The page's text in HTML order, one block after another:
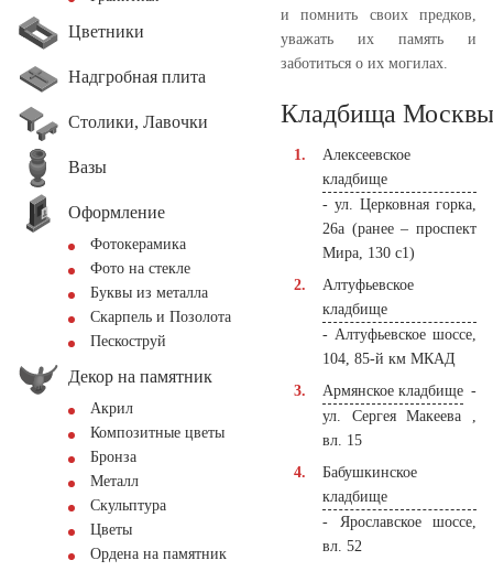
Цветники
Надгробная плита
Столики, Лавочки
Вазы
Оформление
Фотокерамика
Фото на стекле
Буквы из металла
Скарпель и Позолота
Пескоструй
Декор на памятник
Акрил
Композитные цветы
Бронза
Металл
Скульптура
Цветы
Ордена на памятник
и помнить своих предков,
уважать их память и
заботиться о их могилах.
Кладбища
Алексеевское
кладбище
- ул. Церковная горка,
26а (ранее – проспект
Мира, 130 с1)
Алтуфьевское
кладбище
- Алтуфьевское шоссе,
104, 85-й км МКАД
Армянское кладбище -
ул. Сергея Макеева ,
вл. 15
Бабушкинское
кладбище
- Ярославское шоссе,
вл. 52